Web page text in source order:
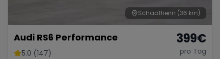
Schaafheim (36 km)
Audi RS6 Performance
5.0 (147)
399€
pro Tag